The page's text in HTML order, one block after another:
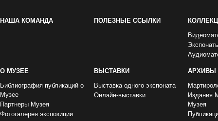
НАША КОМАНДА ПОЛЕЗНЫЕ ССЫЛКИ
О МУЗЕЕ
Библиография публикаций о
Музее
Партнеры Музея
Фотогалерея экспозиции
ВЫСТАВКИ
Выставка одного экспоната
Онлайн-выставки
АРХИВЫ
Издания
Музея